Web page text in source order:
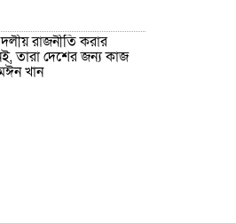
রাজনীতি করার
তারা দেশের জন্য কাজ
খান